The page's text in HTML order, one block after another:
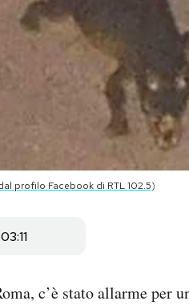
profilo Facebook di RTL 102.5)
03:11
c’è stato allarme per